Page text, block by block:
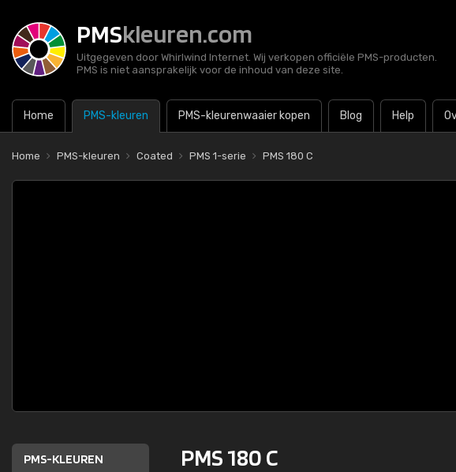
PMSkleuren.com
Uitgegeven door Whirlwind Internet. Wij verkopen officiële PMS-producten.
PMS is niet aansprakelijk voor de inhoud van deze site.
Home PMS-kleuren PMS-kleurenwaaier kopen Blog Help
Home PMS-kleuren Coated PMS 1-serie PMS 180 C
PMS-KLEUREN PMS 180 C